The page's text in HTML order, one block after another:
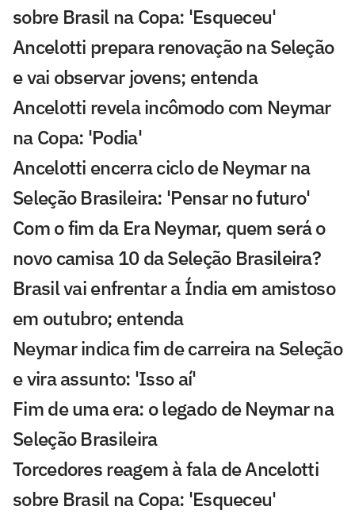
sobre Brasil na Copa: 'Esqueceu'
Ancelotti prepara renovação na Seleção
e vai observar jovens; entenda
Ancelotti revela incômodo com Neymar
na Copa: 'Podia'
Ancelotti encerra ciclo de Neymar na
Seleção Brasileira: 'Pensar no futuro'
Com o fim da Era Neymar, quem será o
novo camisa 10 da Seleção Brasileira?
Brasil vai enfrentar a Índia em amistoso
em outubro; entenda
Neymar indica fim de carreira na Seleção
e vira assunto: 'Isso aí'
Fim de uma era: o legado de Neymar na
Seleção Brasileira
Torcedores reagem à fala de Ancelotti
sobre Brasil na Copa: 'Esqueceu'